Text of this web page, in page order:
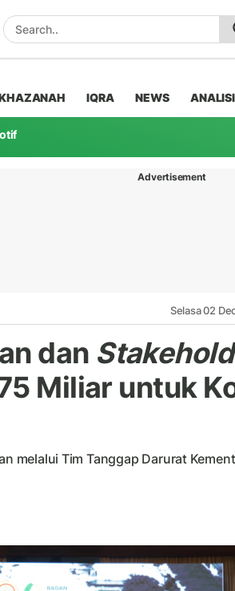
IQRA NEWS
Advertisement
Selasa 02
dan
Miliar untuk
melalui Tim Tanggap Darurat